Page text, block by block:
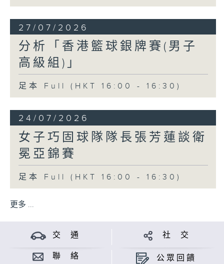
27/07/2026
分析「香港籃球銀牌賽(男子
高級組)」
足本 Full (HKT 16:00 - 16:30)
24/07/2026
女子巧固球隊隊長張芳蓮談衛
冕亞錦賽
足本 Full (HKT 16:00 - 16:30)
更多 ...
交 通 社 交
聯 絡 公眾回饋